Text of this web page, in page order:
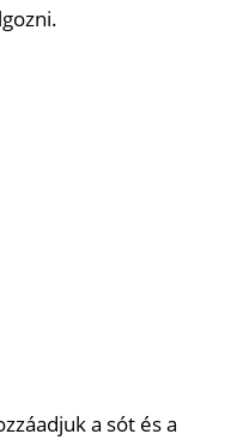
a sót és a